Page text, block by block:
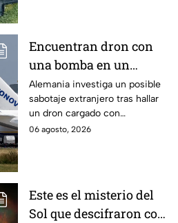
Encuentran dron con
una bomba en un
aeropuerto de
Alemania: no explotó
por falla técnica
Alemania investiga un posible
sabotaje extranjero tras hallar
un dron cargado con
explosivos en el aeropuerto de
06 agosto, 2026
Este es el misterio del
Sol que descifraron con